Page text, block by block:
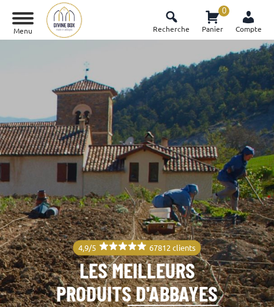
Menu Recherche Panier
0
Compte
4,9/5 67812 clients
LES MEILLEURS
PRODUITS D'ABBAYES